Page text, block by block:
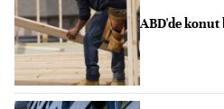
ABD'de konut